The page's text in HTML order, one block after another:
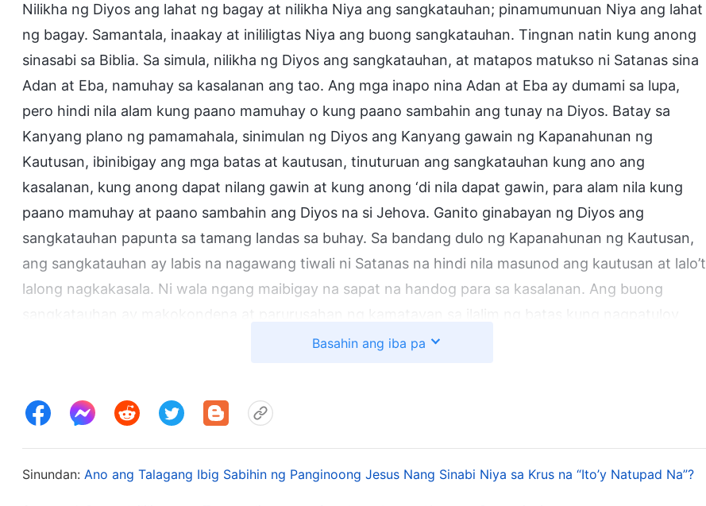
Nilikha ng Diyos ang lahat ng bagay at nilikha Niya ang sangkatauhan; pinamumunuan Niya ang lahat
ng bagay. Samantala, inaakay at inililigtas Niya ang buong sangkatauhan. Tingnan natin kung anong
sinasabi sa Biblia. Sa simula, nilikha ng Diyos ang sangkatauhan, at matapos matukso ni Satanas sina
Adan at Eba, namuhay sa kasalanan ang tao. Ang mga inapo nina Adan at Eba ay dumami sa lupa,
pero hindi nila alam kung paano mamuhay o kung paano sambahin ang tunay na Diyos. Batay sa
Kanyang plano ng pamamahala, sinimulan ng Diyos ang Kanyang gawain ng Kapanahunan ng
Kautusan, ibinibigay ang mga batas at kautusan, tinuturuan ang sangkatauhan kung ano ang
kasalanan, kung anong dapat nilang gawin at kung anong ‘di nila dapat gawin, para alam nila kung
paano mamuhay at paano sambahin ang Diyos na si Jehova. Ganito ginabayan ng Diyos ang
sangkatauhan papunta sa tamang landas sa buhay. Sa bandang dulo ng Kapanahunan ng Kautusan,
ang sangkatauhan ay labis na nagawang tiwali ni Satanas na hindi nila masunod ang kautusan at lalo’t
lalong nagkakasala. Ni wala ngang maibigay na sapat na handog para sa kasalanan. Ang buong
iyon. Para iligtas ang sangkatauhan, nagkatawang-tao ang Diyos bilang ang Panginoong Jesus. Siya
kanilang mga kasalanan. Basta’t sila’y naniwala, nangumpisal, at nagsisi sa Panginoon, ang kanilang
ibinigay Niya sa mga ito. Kung hindi naghandog para sa kasalanan ang Panginoong Jesus, nakondena
Basahin ang iba pa
Sinundan: Ano ang Talagang Ibig Sabihin ng Panginoong Jesus Nang Sinabi Niya sa Krus na “Ito’y Natupad Na”?